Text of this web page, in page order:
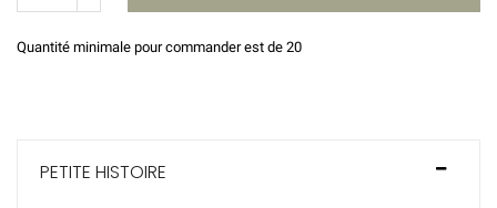
Quantité minimale pour commander est de 20
PETITE HISTOIRE